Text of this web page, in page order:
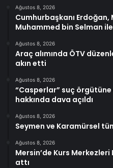
Ağustos 8, 2026
Cumhurbaşkanı Erdoğan,
Muhammed bin Selman
Ağustos 8, 2026
Araç alımında ÖTV
akın etti
Ağustos 8, 2026
“Casperlar” suç örgütüne
hakkında dava açıldı
Ağustos 8, 2026
Seymen ve Karamürsel
Ağustos 8, 2026
Mersin’de Kurs Merkezleri
attı